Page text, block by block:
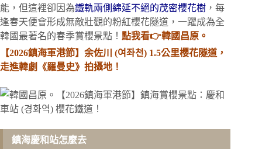
能，但這裡卻因為鐵軌兩側綿延不絕的茂密櫻花樹 ，每
逢春天便會形成無敵壯觀的粉紅櫻花隧道，一躍成為全
韓國最著名的春季賞櫻景點！ 點我看👉韓國昌原。
【2026鎮海軍港節】余佐川 (여좌천) 1.5公里櫻花隧道，
走進韓劇《羅曼史》拍攝地！
鎮海慶和站怎麼去